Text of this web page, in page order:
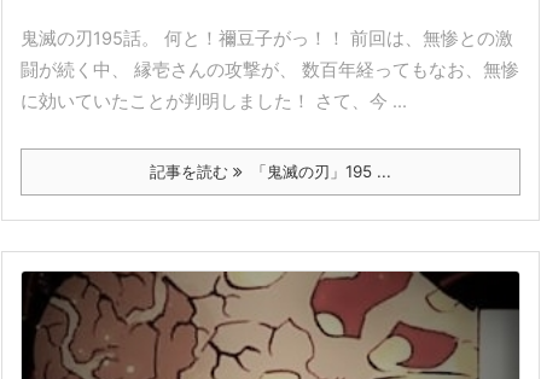
鬼滅の刃195話。 何と！禰豆子がっ！！ 前回は、無惨との激
闘が続く中、 縁壱さんの攻撃が、 数百年経ってもなお、無惨
に効いていたことが判明しました！ さて、今 ...
記事を読む 「鬼滅の刃」195 ...